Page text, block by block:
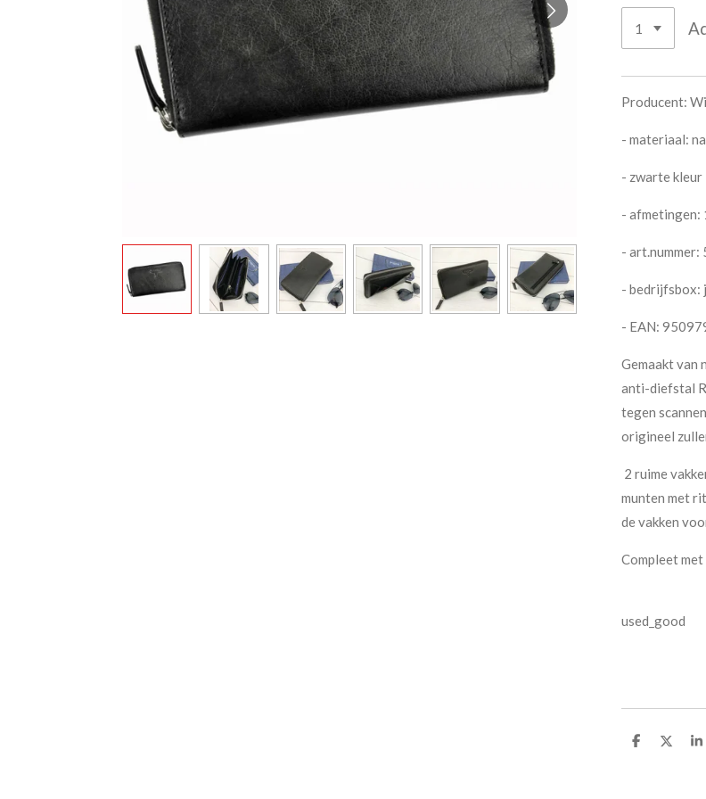
Producent:
- materiaal:
- zwarte kleur
- afmetingen:
- art.nummer:
- bedrijfsbox:
- EAN:
Gemaakt van
anti-diefstal
tegen
origineel
2 ruime
munten met
de vakken
Compleet met
used_good
S
S
S